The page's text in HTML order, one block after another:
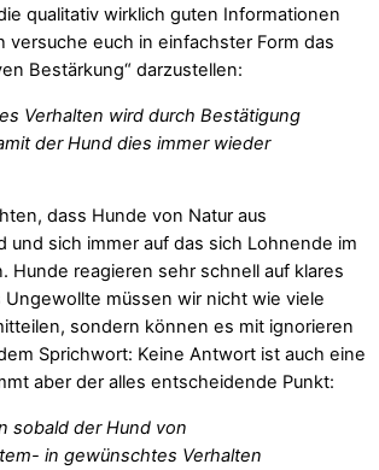
qualitativ wirklich guten Informationen
versuche euch in einfachster Form das
Bestärkung“ darzustellen:
Verhalten wird durch Bestätigung
der Hund dies immer wieder
dass Hunde von Natur aus
und sich immer auf das sich Lohnende im
Hunde reagieren sehr schnell auf klares
Ungewollte müssen wir nicht wie viele
sondern können es mit ignorieren
Sprichwort: Keine Antwort ist auch eine
aber der alles entscheidende Punkt:
sobald der Hund von
in gewünschtes Verhalten